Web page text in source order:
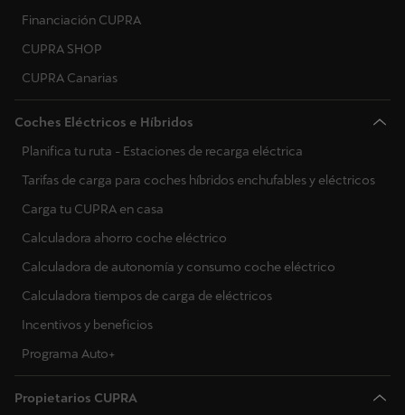
Financiación CUPRA
CUPRA SHOP
CUPRA Canarias
Coches Eléctricos e Híbridos
Planifica tu ruta - Estaciones de recarga eléctrica
Tarifas de carga para coches híbridos enchufables y eléctricos
Carga tu CUPRA en casa
Calculadora ahorro coche eléctrico
Calculadora de autonomía y consumo coche eléctrico
Calculadora tiempos de carga de eléctricos
Incentivos y beneficios
Programa Auto+
Propietarios CUPRA